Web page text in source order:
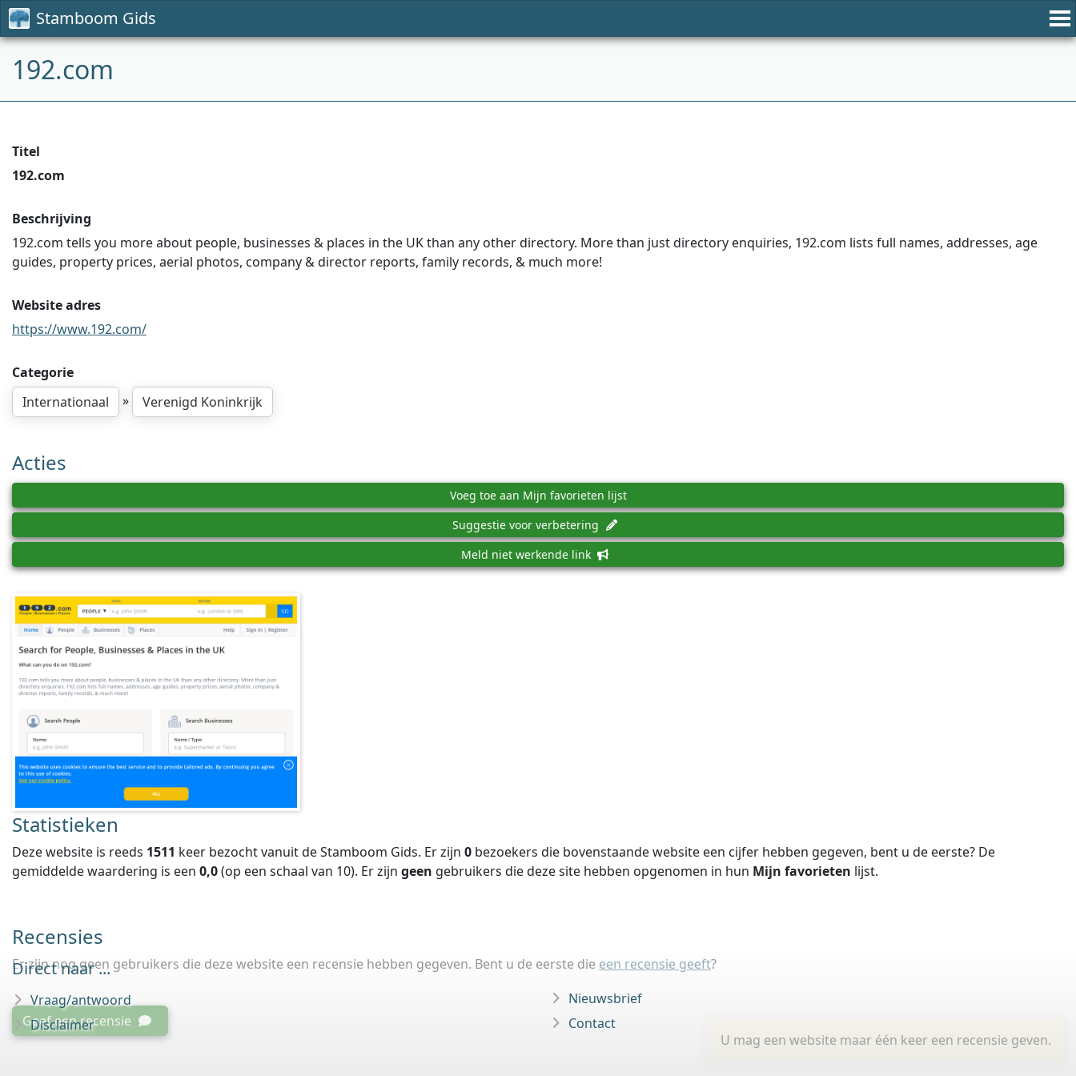
Stamboom Gids
192.com
Titel
192.com
Beschrijving
192.com tells you more about people, businesses & places in the UK than any other directory. More than just directory enquiries, 192.com lists full names, addresses, age
guides, property prices, aerial photos, company & director reports, family records, & much more!
Website adres
https://www.192.com/
Categorie
Internationaal
» Verenigd Koninkrijk
Acties
Voeg toe aan Mijn favorieten lijst
Suggestie voor verbetering
Meld niet werkende link
Statistieken
Deze website is reeds 1511 keer bezocht vanuit de Stamboom Gids. Er zijn 0 bezoekers die bovenstaande website een cijfer hebben gegeven, bent u de eerste? De
gemiddelde waardering is een 0,0(op een schaal van 10). Er zijn geen gebruikers die deze site hebben opgenomen in hun Mijn favorieten lijst.
Recensies
Er zijn nog geen gebruikers die deze website een recensie hebben gegeven. Bent u de eerste die een recensie geeft?
U mag een website maar één keer een recensie geven.
Geef een recensie
Direct naar ...
Vraag/antwoord
Disclaimer
Nieuwsbrief
Contact